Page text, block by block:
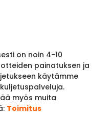
on noin 4-10
painatuksen ja
käytämme
kuljetuspalveluja.
myös muita
Toimitus